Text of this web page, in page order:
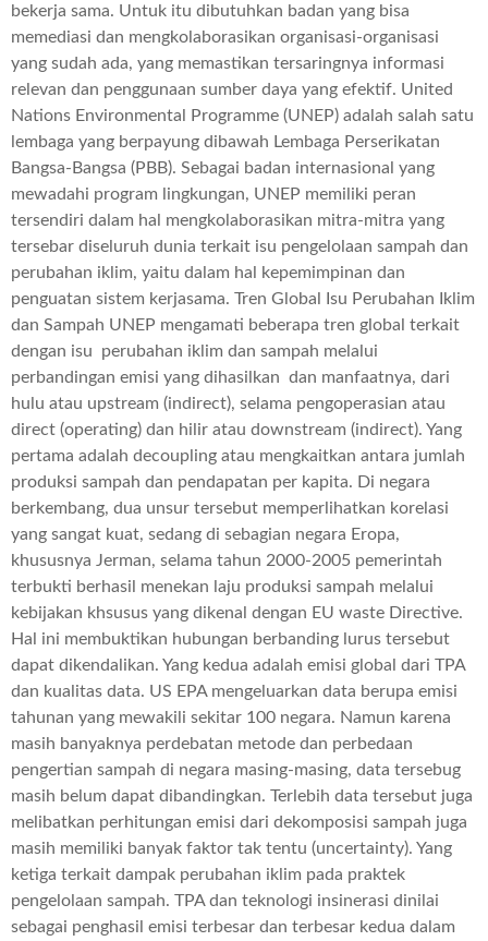
bekerja sama. Untuk itu dibutuhkan badan yang bisa
memediasi dan mengkolaborasikan organisasi-organisasi
yang sudah ada, yang memastikan tersaringnya informasi
relevan dan penggunaan sumber daya yang efektif. United
Nations Environmental Programme (UNEP) adalah salah satu
lembaga yang berpayung dibawah Lembaga Perserikatan
Bangsa-Bangsa (PBB). Sebagai badan internasional yang
mewadahi program lingkungan, UNEP memiliki peran
tersendiri dalam hal mengkolaborasikan mitra-mitra yang
tersebar diseluruh dunia terkait isu pengelolaan sampah dan
perubahan iklim, yaitu dalam hal kepemimpinan dan
penguatan sistem kerjasama. Tren Global Isu Perubahan Iklim
dan Sampah UNEP mengamati beberapa tren global terkait
dengan isu perubahan iklim dan sampah melalui
perbandingan emisi yang dihasilkan dan manfaatnya, dari
hulu atau upstream (indirect), selama pengoperasian atau
direct (operating) dan hilir atau downstream (indirect). Yang
pertama adalah decoupling atau mengkaitkan antara jumlah
produksi sampah dan pendapatan per kapita. Di negara
berkembang, dua unsur tersebut memperlihatkan korelasi
yang sangat kuat, sedang di sebagian negara Eropa,
khususnya Jerman, selama tahun 2000-2005 pemerintah
terbukti berhasil menekan laju produksi sampah melalui
kebijakan khsusus yang dikenal dengan EU waste Directive.
Hal ini membuktikan hubungan berbanding lurus tersebut
dapat dikendalikan. Yang kedua adalah emisi global dari TPA
dan kualitas data. US EPA mengeluarkan data berupa emisi
tahunan yang mewakili sekitar 100 negara. Namun karena
masih banyaknya perdebatan metode dan perbedaan
pengertian sampah di negara masing-masing, data tersebug
masih belum dapat dibandingkan. Terlebih data tersebut juga
melibatkan perhitungan emisi dari dekomposisi sampah juga
masih memiliki banyak faktor tak tentu (uncertainty). Yang
ketiga terkait dampak perubahan iklim pada praktek
pengelolaan sampah. TPA dan teknologi insinerasi dinilai
sebagai penghasil emisi terbesar dan terbesar kedua dalam